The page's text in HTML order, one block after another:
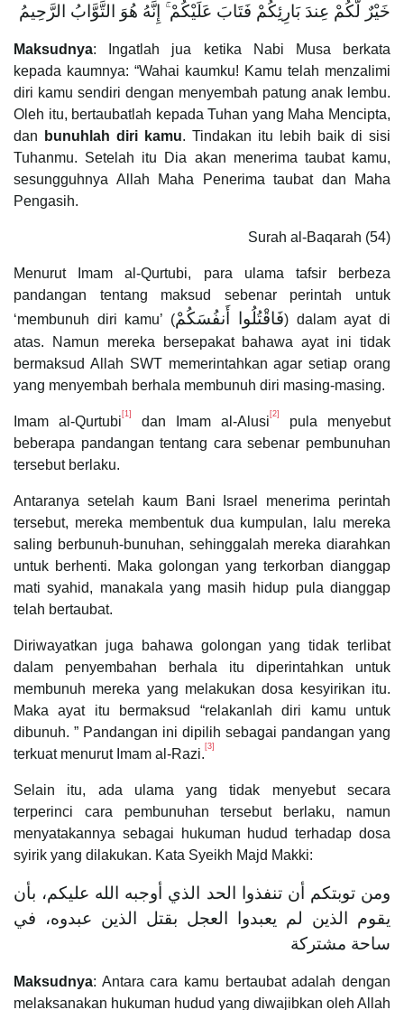
خَيْرٌ لَّكُمْ عِندَ بَارِئِكُمْ فَتَابَ عَلَيْكُمْ ۚ إِنَّهُ هُوَ التَّوَّابُ الرَّحِيمُ
Maksudnya: Ingatlah jua ketika Nabi Musa berkata
kepada kaumnya: “Wahai kaumku! Kamu telah menzalimi
diri kamu sendiri dengan menyembah patung anak lembu.
Oleh itu, bertaubatlah kepada Tuhan yang Maha Mencipta,
dan
bunuhlah diri kamu. Tindakan itu lebih baik di sisi
Tuhanmu. Setelah itu Dia akan menerima taubat kamu,
sesungguhnya Allah Maha Penerima taubat dan Maha
Pengasih.
Surah al-Baqarah (54)
Menurut Imam al-Qurtubi, para ulama tafsir berbeza
pandangan tentang maksud sebenar perintah untuk
‘membunuh diri kamu’ (فَاقْتُلُوا أَنفُسَكُمْ) dalam ayat di
atas. Namun mereka bersepakat bahawa ayat ini tidak
bermaksud Allah SWT memerintahkan agar setiap orang
yang menyembah berhala membunuh diri masing-masing.
Imam al-Qurtubi [1] dan Imam al-Alusi [2]
pula menyebut
beberapa pandangan tentang cara sebenar pembunuhan
tersebut berlaku.
Antaranya setelah kaum Bani Israel menerima perintah
tersebut, mereka membentuk dua kumpulan, lalu mereka
saling berbunuh-bunuhan, sehinggalah mereka diarahkan
untuk berhenti. Maka golongan yang terkorban dianggap
mati syahid, manakala yang masih hidup pula dianggap
telah bertaubat.
Diriwayatkan juga bahawa golongan yang tidak terlibat
dalam penyembahan berhala itu diperintahkan untuk
membunuh mereka yang melakukan dosa kesyirikan itu.
Maka ayat itu bermaksud “relakanlah diri kamu untuk
dibunuh. ” Pandangan ini dipilih sebagai pandangan yang
terkuat menurut Imam al-Razi. [3]
Selain itu, ada ulama yang tidak menyebut secara
terperinci cara pembunuhan tersebut berlaku, namun
menyatakannya sebagai hukuman hudud terhadap dosa
syirik yang dilakukan. Kata Syeikh Majd Makki:
ومن توبتكم أن تنفذوا الحد الذي أوجبه الله عليكم، بأن
يقوم الذين لم يعبدوا العجل بقتل الذين عبدوه، في
ساحة مشتركة
Maksudnya: Antara cara kamu bertaubat adalah dengan
melaksanakan hukuman hudud yang diwajibkan oleh Allah